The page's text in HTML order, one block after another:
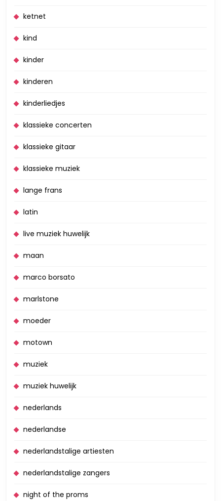
ketnet
kind
kinder
kinderen
kinderliedjes
klassieke concerten
klassieke gitaar
klassieke muziek
lange frans
latin
live muziek huwelijk
maan
marco borsato
marlstone
moeder
motown
muziek
muziek huwelijk
nederlands
nederlandse
nederlandstalige artiesten
nederlandstalige zangers
night of the proms